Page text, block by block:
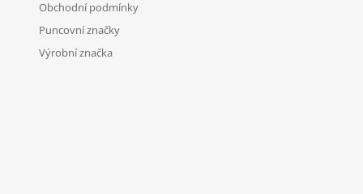
Obchodní podmínky
Puncovní značky
Výrobní značka